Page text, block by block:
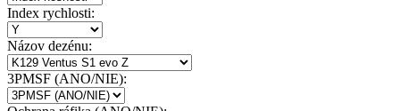
Index rychlosti:
Názov dezénu:
3PMSF (ANO/NIE):